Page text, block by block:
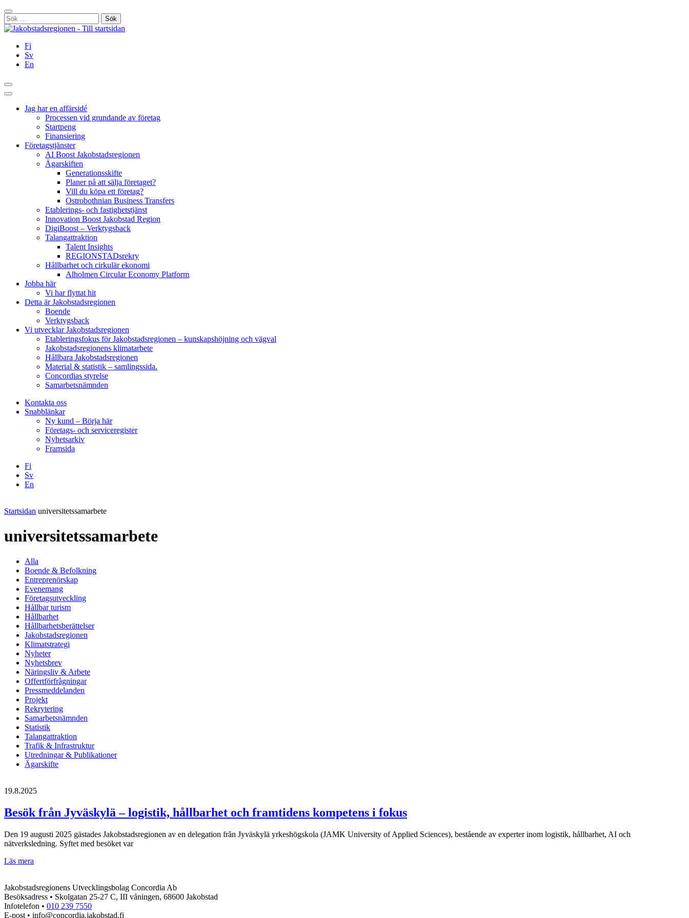
Hoppa
till
innehållet
Stäng
Sök
efter:
Fi
Sv
En
Sök
Huvudmeny
Jag har en affärsidé
Processen vid grundande av företag
Startpeng
Finansiering
Företagstjänster
AI Boost Jakobstadsregionen
Ägarskiften
Generationsskifte
Planer på att sälja företaget?
Vill du köpa ett företag?
Ostrobothnian Business Transfers
Etablerings- och fastighetstjänst
Innovation Boost Jakobstad Region
DigiBoost – Verktygsback
Talangattraktion
Talent Insights
REGIONSTADsrekry
Hållbarhet och cirkulär ekonomi
Alholmen Circular Economy Platform
Jobba här
Vi har flyttat hit
Detta är Jakobstadsregionen
Boende
Verktygsback
Vi utvecklar Jakobstadsregionen
Etableringsfokus för Jakobstadsregionen – kunskapshöjning och vägval
Jakobstadsregionens klimatarbete
Hållbara Jakobstadsregionen
Material & statistik – samlingssida.
Concordias styrelse
Samarbetsnämnden
Kontakta oss
Snabblänkar
Ny kund – Börja här
Företags- och serviceregister
Nyhetsarkiv
Framsida
Fi
Sv
En
Startsidan universitetssamarbete
universitetssamarbete
Alla
Boende & Befolkning
Entreprenörskap
Evenemang
Företagsutveckling
Hållbar turism
Hållbarhet
Hållbarhetsberättelser
Jakobstadsregionen
Klimatstrategi
Nyheter
Nyhetsbrev
Näringsliv & Arbete
Offertförfrågningar
Pressmeddelanden
Projekt
Rekrytering
Samarbetsnämnden
Statistik
Talangattraktion
Trafik & Infrastruktur
Utredningar & Publikationer
Ägarskifte
19.8.2025
Besök från Jyväskylä – logistik, hållbarhet och framtidens kompetens i fokus
Den 19 augusti 2025 gästades Jakobstadsregionen av en delegation från Jyväskylä yrkeshögskola (JAMK University of Applied Sciences), bestående av experter inom logistik, hållbarhet, AI och
nätverksledning. Syftet med besöket var
Läs mera
–
logistik,
hållbarhet
och
Jakobstadsregionens Utvecklingsbolag Concordia Ab
Besöksadress • Skolgatan 25-27 C, III våningen, 68600 Jakobstad
Infotelefon • 010 239 7550
E-post • info@concordia.jakobstad.fi